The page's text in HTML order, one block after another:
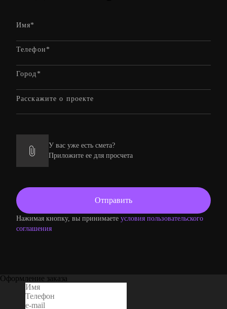
У вас уже есть смета?
Приложите ее для просчета
Нажимая кнопку, вы принимаете условия пользовательского
соглашения
Оформление заказа